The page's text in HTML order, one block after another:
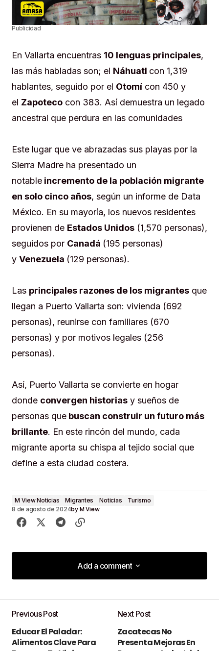
Publicidad
En Vallarta encuentras 10 lenguas principales,
las más habladas son; el Náhuatl con 1,319
hablantes, seguido por el Otomí con 450 y
el Zapoteco con 383. Así demuestra un legado
ancestral que perdura en las comunidades
Este lugar que ve abrazadas sus playas por la
Sierra Madre ha presentado un
notable incremento de la población migrante
en solo cinco años, según un informe de Data
México. En su mayoría, los nuevos residentes
provienen de Estados Unidos (1,570 personas),
seguidos por Canadá (195 personas)
y Venezuela (129 personas).
Las principales razones de los migrantes que
llegan a Puerto Vallarta son: vivienda (692
personas), reunirse con familiares (670
personas) y por motivos legales (256
personas).
Así, Puerto Vallarta se convierte en hogar
donde convergen historias y sueños de
personas que buscan construir un futuro más
brillante. En este rincón del mundo, cada
migrante aporta su chispa al tejido social que
define a esta ciudad costera.
M View Noticias Migrantes Noticias
Turismo
8 de agosto de 2024byM View
Add a comment
Add a comment
publicada. Los campos obligatorios están
marcados con*
Previous Post
Educar El Paladar:
Alimentos Clave Para
Next Post
Zacatecas No
Presenta Mejoras En